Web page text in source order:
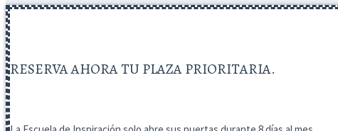
RESERVA AHORA TU PLAZA PRIORITARIA.